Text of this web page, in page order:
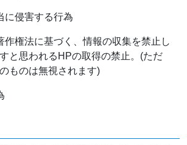
に侵害する行為
作権法に基づく、情報の収集を禁止し
と思われるHPの取得の禁止。(ただ
ものは無視されます)